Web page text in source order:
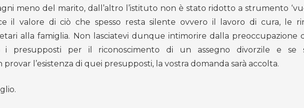
meno del marito, dall’altro l’istituto non è stato ridotto a strumento
il valore di ciò che spesso resta silente ovvero il lavoro di cura, le
alla famiglia. Non lasciatevi dunque intimorire dalla preoccupazione
i presupposti per il riconoscimento di un assegno divorzile e se
l’esistenza di quei presupposti, la vostra domanda sarà accolta.